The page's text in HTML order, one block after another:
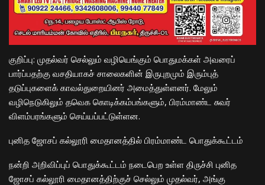
​குறிப்பு: முதல்வர் செல்லும் வழியெங்கும் பொதுமக்கள் அவரைப்
பார்ப்பதற்கு வசதியாகச் சாலைகளின் இருபுறமும் இரும்புத்
தடுப்புகளைக் காவல்துறையினர் அமைத்துள்ளனர். மேலும்
வழிநெடுகிலும் தவெக கொடிக்கம்பங்களும், பிரம்மாண்ட சுவர்
விளம்பரங்களும் செய்யப்பட்டுள்ளன.
​புனித ஜோசப் கல்லூரி மைதானத்தில் பிரம்மாண்ட பொதுக்கூட்டம்
​நன்றி அறிவிப்புப் பொதுக்கூட்டம் நடைபெற உள்ள திருச்சி புனித
ஜோசப் கல்லூரி மைதானத்திற்குச் செல்லும் முதல்வர், அங்கு